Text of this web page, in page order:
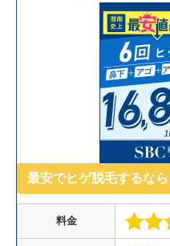
最安でヒゲ脱毛するな
料金